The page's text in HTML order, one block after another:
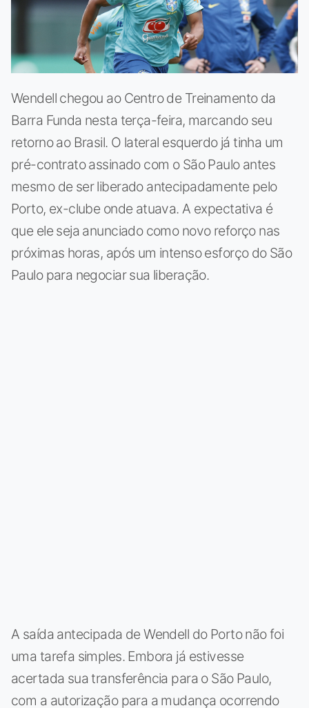
Wendell chegou ao Centro de Treinamento da
Barra Funda nesta terça-feira, marcando seu
retorno ao Brasil. O lateral esquerdo já tinha um
pré-contrato assinado com o São Paulo antes
mesmo de ser liberado antecipadamente pelo
Porto, ex-clube onde atuava. A expectativa é
que ele seja anunciado como novo reforço nas
próximas horas, após um intenso esforço do São
Paulo para negociar sua liberação.
A saída antecipada de Wendell do Porto não foi
uma tarefa simples. Embora já estivesse
acertada sua transferência para o São Paulo,
com a autorização para a mudança ocorrendo